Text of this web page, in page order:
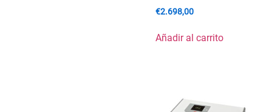
€2.698,00
Añadir al carrito